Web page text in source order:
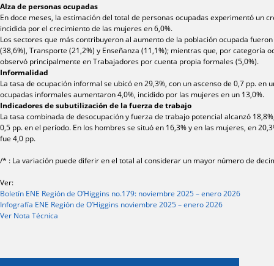
Alza de personas ocupadas
En doce meses, la estimación del total de personas ocupadas experimentó un
incidida por el crecimiento de las mujeres en 6,0%.
Los sectores que más contribuyeron al aumento de la población ocupada
(38,6%), Transporte (21,2%) y Enseñanza (11,1%); mientras que, por categoría
observó principalmente en Trabajadores por cuenta propia formales (5,0%).
Informalidad
La tasa de ocupación informal se ubicó en 29,3%, con un ascenso de 0,7 pp. en
ocupadas informales aumentaron 4,0%, incidido por las mujeres en un 13,0%.
Indicadores de subutilización de la fuerza de trabajo
La tasa combinada de desocupación y fuerza de trabajo potencial alcanzó
0,5 pp. en el período. En los hombres se situó en 16,3% y en las mujeres, en
fue 4,0 pp.
/* : La variación puede diferir en el total al considerar un mayor número de
Ver:
Boletín ENE Región de O’Higgins no.179: noviembre 2025 – enero 2026
Infografía ENE Región de O’Higgins noviembre 2025 – enero 2026
Ver Nota Técnica